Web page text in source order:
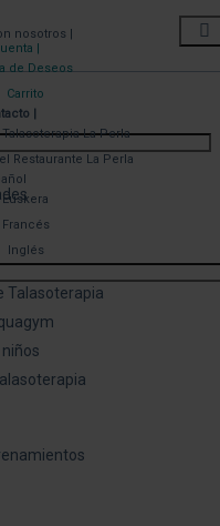
nosotros |
|
de Deseos
Carrito
|
La Perla
Restaurante La Perla
Euskera
Francés
Inglés
Talasoterapia